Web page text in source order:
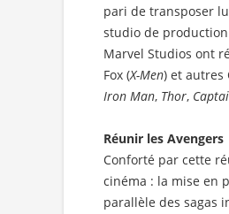
pari de transposer
studio de
Marvel Studios ont
Fox (X-Men) et autres
Iron Man, Thor,
Réunir les Avengers
Conforté par cette
cinéma : la mise en
parallèle des sagas